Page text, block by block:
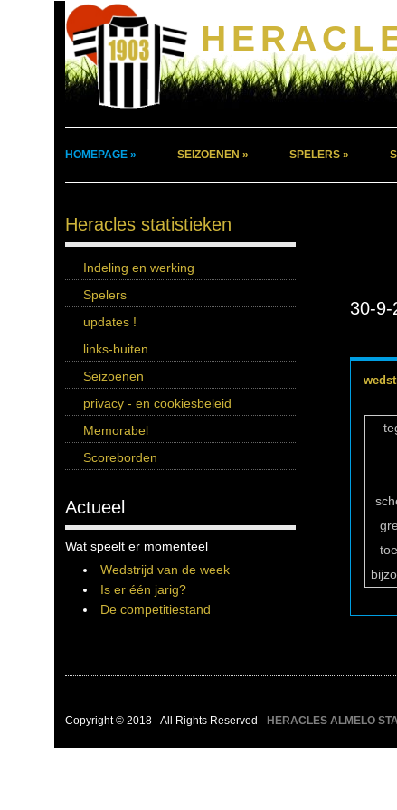
HOMEPAGE » SEIZOENEN » SPELERS »
Heracles statistieken
Indeling en werking
Spelers
updates !
links-buiten
Seizoenen
privacy - en cookiesbeleid
Memorabel
Scoreborden
Actueel
Wat speelt er momenteel
Wedstrijd van de week
Is er één jarig?
De competitiestand
30-9-
Copyright © 2018 - All Rights Reserved - HERACLES ALMELO